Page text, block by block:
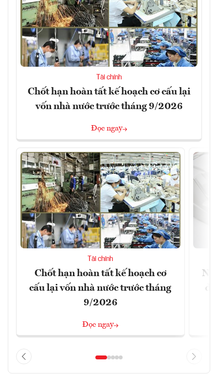
Tài chính
Chốt hạn hoàn tất kế hoạch cơ cấu lại
vốn nhà nước trước tháng 9/2026
Đọc ngay
Tài chính
Chốt hạn hoàn tất kế hoạch cơ
cấu lại vốn nhà nước trước tháng
9/2026
Đọc ngay